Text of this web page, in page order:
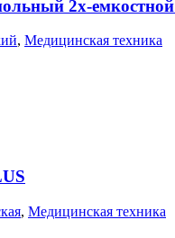
2х-
, Медицинская техника
, Медицинская техника